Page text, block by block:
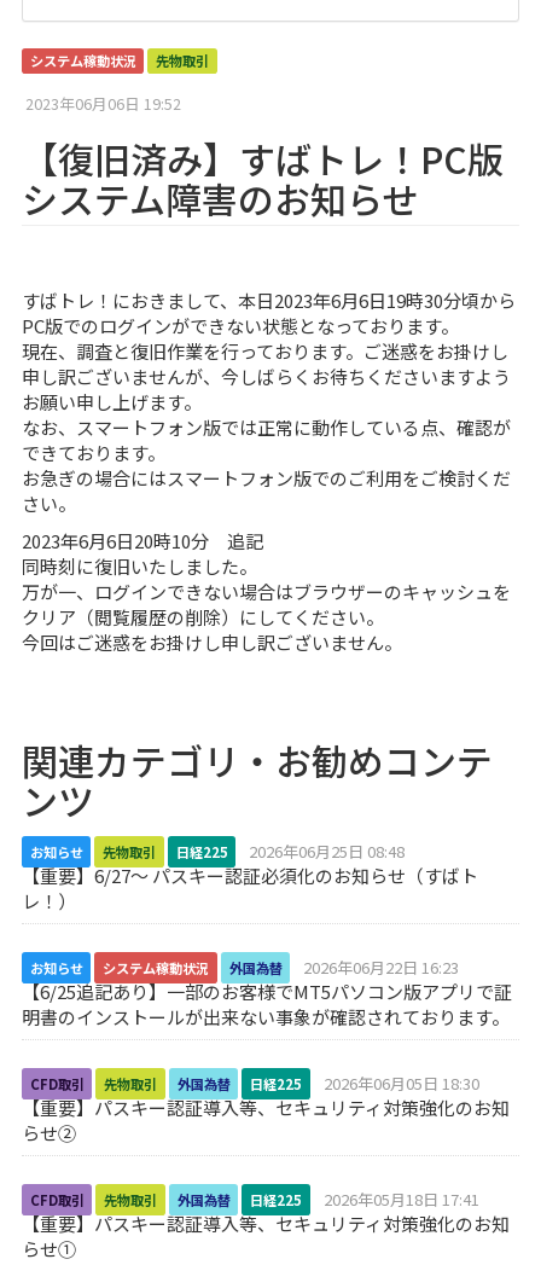
システム稼動状況 先物取引
2023年06月06日 19:52
【復旧済み】すばトレ！PC版
システム障害のお知らせ
すばトレ！におきまして、本日2023年6月6日19時30分頃から
PC版でのログインができない状態となっております。
現在、調査と復旧作業を行っております。ご迷惑をお掛けし
申し訳ございませんが、今しばらくお待ちくださいますよう
お願い申し上げます。
なお、スマートフォン版では正常に動作している点、確認が
できております。
お急ぎの場合にはスマートフォン版でのご利用をご検討くだ
さい。
2023年6月6日20時10分 追記
同時刻に復旧いたしました。
万が一、ログインできない場合はブラウザーのキャッシュを
クリア（閲覧履歴の削除）にしてください。
今回はご迷惑をお掛けし申し訳ございません。
関連カテゴリ・お勧めコンテ
ンツ
お知らせ 先物取引 日経225 2026年06月25日 08:48
【重要】6/27～ パスキー認証必須化のお知らせ（すばト
レ！）
お知らせ システム稼動状況 外国為替 2026年06月22日 16:23
【6/25追記あり】一部のお客様でMT5パソコン版アプリで証
明書のインストールが出来ない事象が確認されております。
CFD取引 先物取引 外国為替 日経225 2026年06月05日 18:30
【重要】パスキー認証導入等、セキュリティ対策強化のお知
らせ②
CFD取引 先物取引 外国為替 日経225 2026年05月18日 17:41
【重要】パスキー認証導入等、セキュリティ対策強化のお知
らせ①